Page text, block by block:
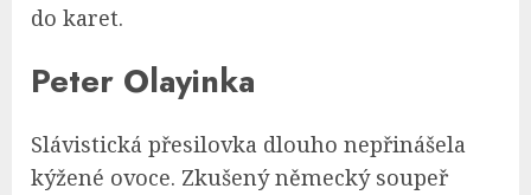
do karet.
Peter Olayinka
Slávistická přesilovka dlouho nepřinášela
kýžené ovoce. Zkušený německý soupeř